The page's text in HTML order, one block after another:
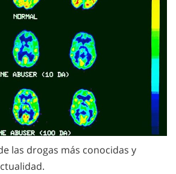
las drogas más conocidas y